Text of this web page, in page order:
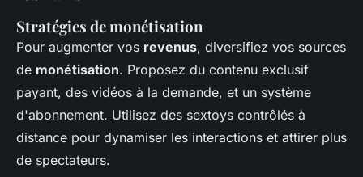
Stratégies de monétisation
Pour augmenter vos revenus, diversifiez vos sources
de monétisation. Proposez du contenu exclusif
payant, des vidéos à la demande, et un système
d'abonnement. Utilisez des sextoys contrôlés à
distance pour dynamiser les interactions et attirer plus
de spectateurs.